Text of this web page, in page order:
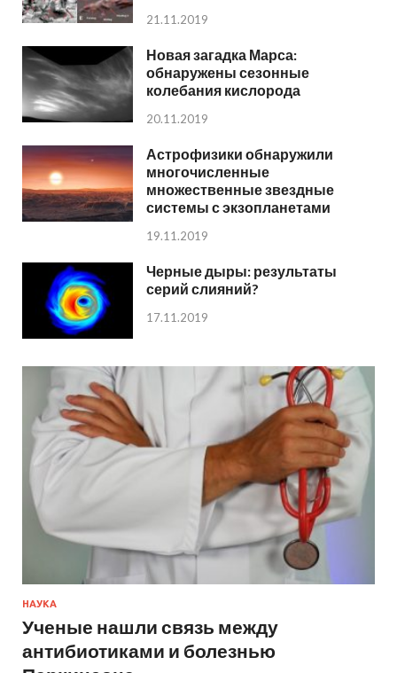
21.11.2019
Новая загадка Марса:
обнаружены сезонные
колебания кислорода
20.11.2019
Астрофизики обнаружили
многочисленные
множественные звездные
системы с экзопланетами
19.11.2019
Черные дыры: результаты
серий слияний?
17.11.2019
НАУКА
Ученые нашли связь между
антибиотиками и болезнью